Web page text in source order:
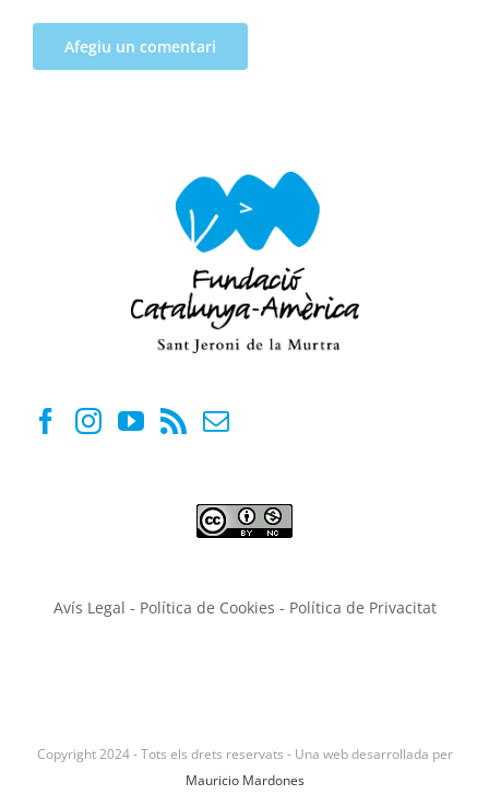
Avís Legal - Política de Cookies - Política de Privacitat
Copyright 2024 - Tots els drets reservats - Una web desarrollada per
Mauricio Mardones